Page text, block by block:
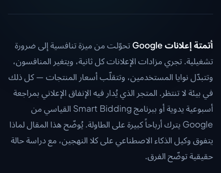
أتمتة إعلانات Google
تحوّلت من ميزة تنافسية إلى ضرورة
تشغيلية. تجري مزادات الإعلانات كل ثانية، ويتغير المنافسون،
وتتبدّل نوايا المستخدمين، وتتقلّب أسعار المنتجات — كل ذلك
في بيئة لا تنتظر. المتجر الذي يُدار فيه الإنفاق الإعلاني بمراجعة
أسبوعية يدوية أو ببرنامج Smart Bidding القياسي من
Google يترك أرباحاً كبيرة على الطاولة. يُوضّح هذا المقال لماذا
يتفوق وكيل الذكاء الاصطناعي على كلا النهجين، مع دراسة حالة
حقيقية توضّح الفرق.